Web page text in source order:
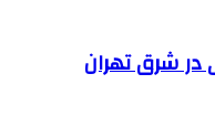
شرق تهران